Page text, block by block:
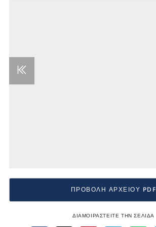
ΔΙΑΜΟΙΡΑΣΤΕΙΤΕ ΤΗΝ ΣΕΛΙΔΑ
ΠΡΟΒΟΛΗ ΑΡΧΕΙΟΥ PDF